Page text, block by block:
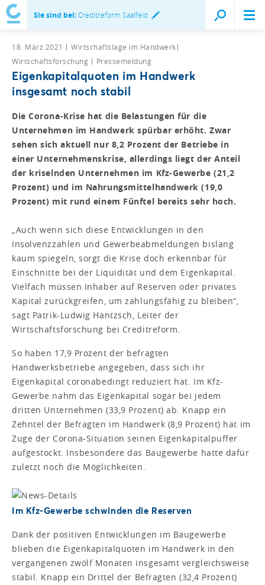
Sie sind bei:Creditreform Saalfeld
18. März 2021
Wirtschaftslage im Handwerk
Wirtschaftsforschung
Pressemeldung
Eigenkapitalquoten im Handwerk
insgesamt noch stabil
Die Corona-Krise hat die Belastungen für die
Unternehmen im Handwerk spürbar erhöht. Zwar
sehen sich aktuell nur 8,2 Prozent der Betriebe in
einer Unternehmenskrise, allerdings liegt der Anteil
der kriselnden Unternehmen im Kfz-Gewerbe (21,2
Prozent) und im Nahrungsmittelhandwerk (19,0
Prozent) mit rund einem Fünftel bereits sehr hoch.
„Auch wenn sich diese Entwicklungen in den
Insolvenzzahlen und Gewerbeabmeldungen bislang
kaum spiegeln, sorgt die Krise doch erkennbar für
Einschnitte bei der Liquidität und dem Eigenkapital.
Vielfach müssen Inhaber auf Reserven oder privates
Kapital zurückgreifen, um zahlungsfähig zu bleiben“,
sagt Patrik-Ludwig Hantzsch, Leiter der
Wirtschaftsforschung bei Creditreform.
So haben 17,9 Prozent der befragten
Handwerksbetriebe angegeben, dass sich ihr
Eigenkapital coronabedingt reduziert hat. Im Kfz-
Gewerbe nahm das Eigenkapital sogar bei jedem
dritten Unternehmen (33,9 Prozent) ab. Knapp ein
Zehntel der Befragten im Handwerk (8,9 Prozent) hat im
Zuge der Corona-Situation seinen Eigenkapitalpuffer
aufgestockt. Insbesondere das Baugewerbe hatte dafür
zuletzt noch die Möglichkeiten.
Im Kfz-Gewerbe schwinden die Reserven
Dank der positiven Entwicklungen im Baugewerbe
blieben die Eigenkapitalquoten im Handwerk in den
vergangenen zwölf Monaten insgesamt vergleichsweise
stabil. Knapp ein Drittel der Befragten (32,4 Prozent)